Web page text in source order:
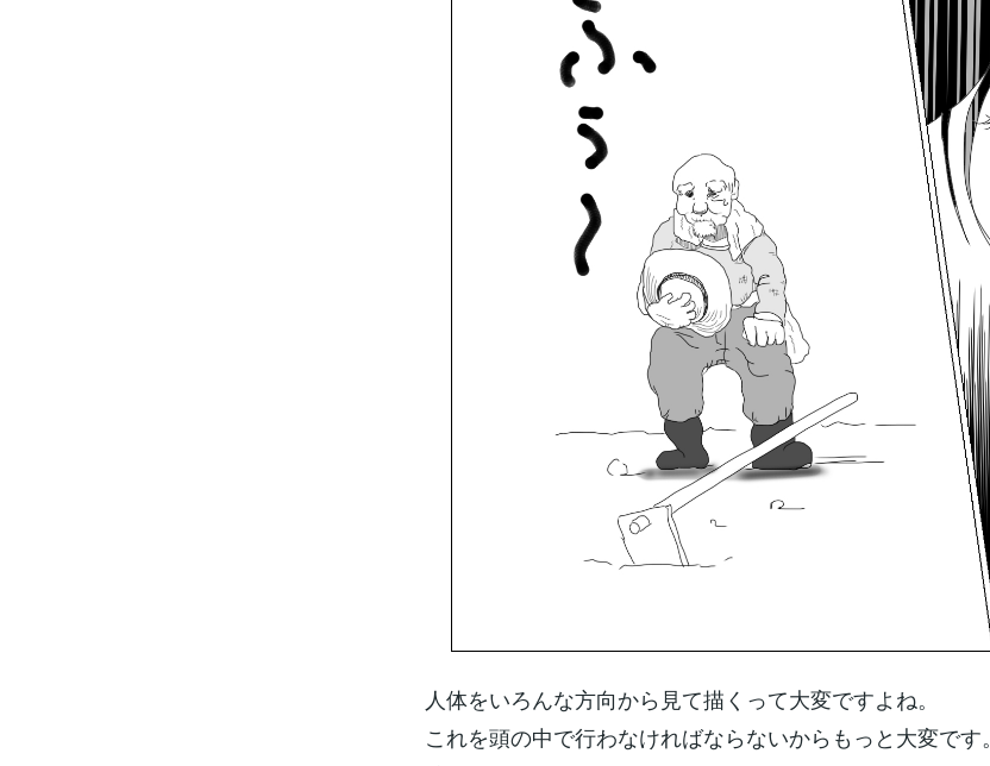
人体をいろんな方向から見て描くって大変ですよね。
これを頭の中で行わなければならないからもっと大変です。